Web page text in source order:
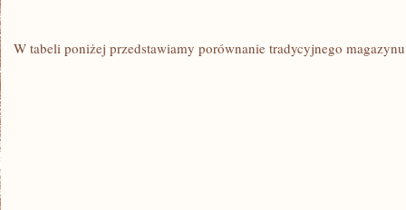
W tabeli poniżej przedstawiamy porównanie tradycyjnego